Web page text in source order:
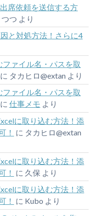
席依頼を送信する方
つつ より
と対処方法！さらに4
ファイル名・パスを取
に タカヒロ@extan より
ファイル名・パスを取
に 仕事メモ より
に取り込む方法！添
！ に タカヒロ@extan
に取り込む方法！添
！ に 久保 より
に取り込む方法！添
！ に Kubo より